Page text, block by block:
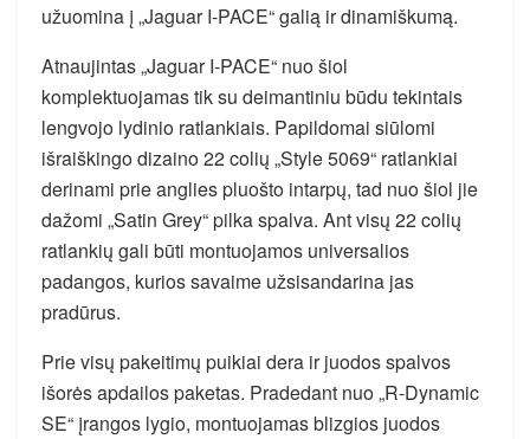
užuomina į „Jaguar I-PACE“ galią ir dinamiškumą.
Atnaujintas „Jaguar I-PACE“ nuo šiol
komplektuojamas tik su deimantiniu būdu tekintais
lengvojo lydinio ratlankiais. Papildomai siūlomi
išraiškingo dizaino 22 colių „Style 5069“ ratlankiai
derinami prie anglies pluošto intarpų, tad nuo šiol jie
dažomi „Satin Grey“ pilka spalva. Ant visų 22 colių
ratlankių gali būti montuojamos universalios
padangos, kurios savaime užsisandarina jas
pradūrus.
Prie visų pakeitimų puikiai dera ir juodos spalvos
išorės apdailos paketas. Pradedant nuo „R-Dynamic
SE“ įrangos lygio, montuojamas blizgios juodos